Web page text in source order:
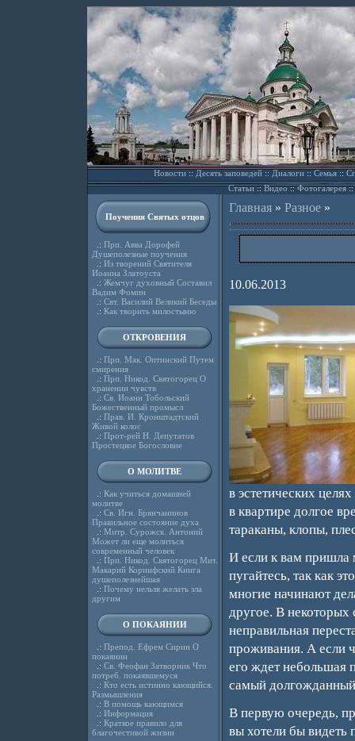
Новости::Десять заповедей::Диалоги::Семья::
Статьи::Видео ::Фотогалерея::
Поучения Святых отцов
.: Прп. Авва Дорофей
Душеполезные поучения
.: Из творений Святителя
Иоанна Златоуста
.: Жемчуг духовный Составил
Вадим Фомин
.: Свт. Василий Великий Беседы
.: Как творить милостыню
ОТКРОВЕНИЯ
.: Прп. Мак. Оптинский Путем
смирения
.: Прп. Никод. Святогорец О
хранении чувств
.: Св. Иоанн Тобольский
Божественный промысл
.: Прав. И. Кронштадтский
Живой колос
.: Прот-рей Н. Депутатов
Простецкое Богословие
О МОЛИТВЕ
.: Как учиться домашней
молитве
.: Св. Игн. Брянчанинов
Правильное состояние духа
.: Митр. Сурожск. Антоний
Может ли еще молиться
современный человек
.: Прп. Никод. Святогорец Мит.
Макарий Коринфский Книга
душеполезнейшая
.: Почему нельзя желать зла
другим
О ПОКАЯНИИ
.: Препод. Ефрем Сирин О
покаянии
.: Св. Феофан Затворник Что
потреб. покаявшемуся
.: Кто есть истинно кающийся.
Размышления
.: В помощь кающимся
.: Информация
.: Краткое правило для
благочестивой жизни
Главная» Разное»
10.06.2013
в эстетических
в квартире долгое
тараканы, клопы,
И если к вам пришла
пугайтесь, так как
многие начинают
другое. В некоторых
неправильная
проживания. А если
его ждет небольшая
самый
В первую очередь,
вы хотели бы видеть